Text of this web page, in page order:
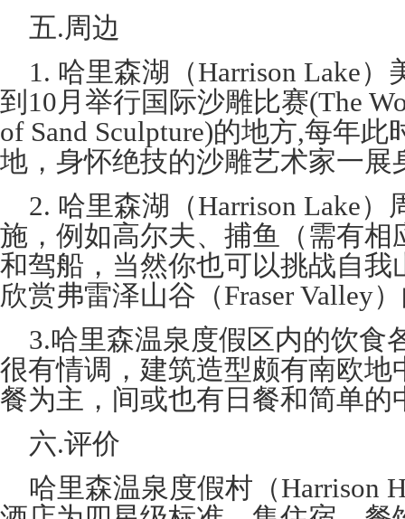
五.周边
1. 哈里森湖（Harrison Lake
到10月举行国际沙雕比赛(The
of Sand Sculpture)的地方,每年
地，身怀绝技的沙雕艺术家一展
2. 哈里森湖（Harrison Lake
施，例如高尔夫、捕鱼（需有相
和驾船，当然你也可以挑战自我
欣赏弗雷泽山谷（Fraser Valley
3.哈里森温泉度假区内的饮食
很有情调，建筑造型颇有南欧地
餐为主，间或也有日餐和简单的
六.评价
哈里森温泉度假村（Harrison